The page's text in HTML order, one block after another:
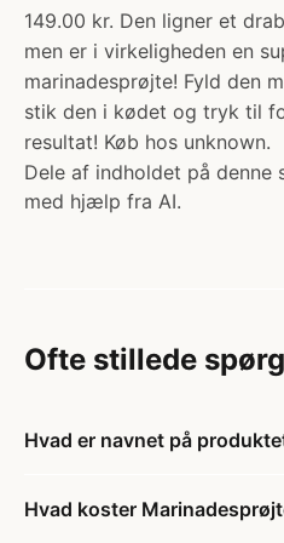
149.00 kr. Den ligner et
men er i virkeligheden en
marinadesprøjte! Fyld den
stik den i kødet og tryk til
resultat! Køb hos unknown.
Dele af indholdet på
med hjælp fra AI.
Ofte stillede
Hvad er navnet på
Hvad koster